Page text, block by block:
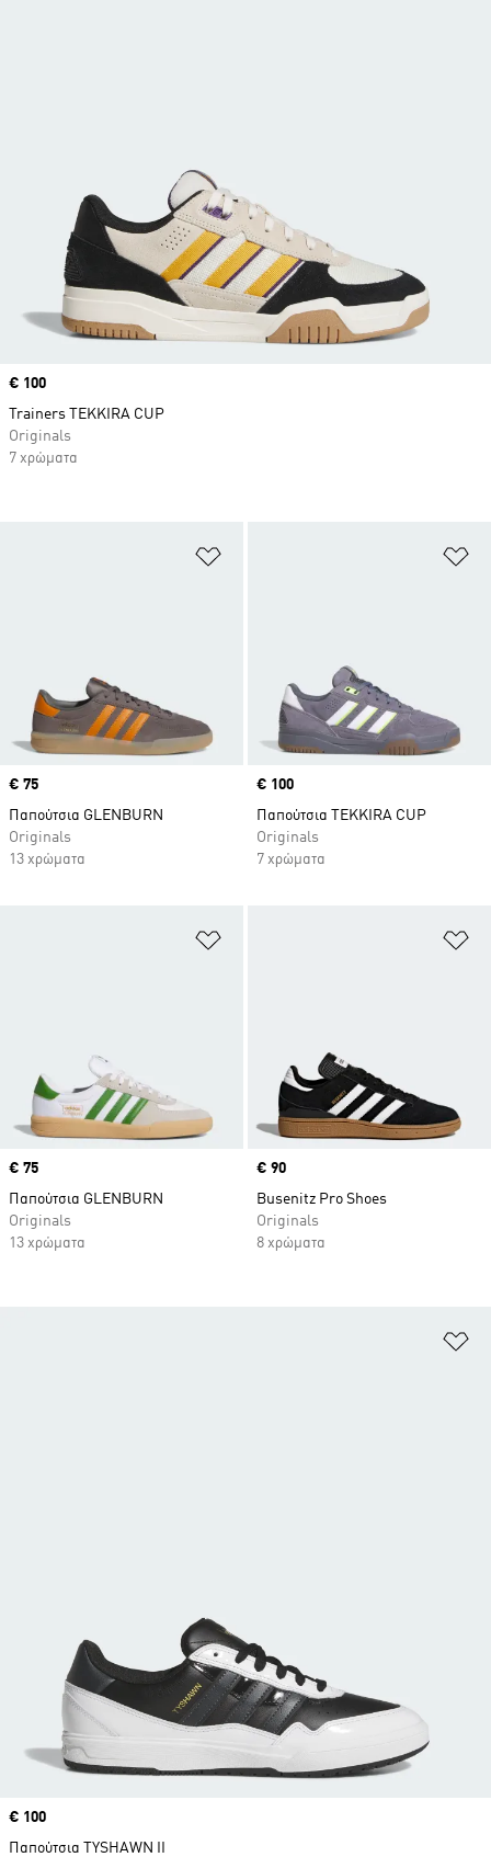
Προσθήκη στη Λίστα Επιθυμιών
Price
€ 75
Παπούτσια GLENBURN
Originals
13 χρώματα
Price
€ 100
Παπούτσια TEKKIRA CUP
Originals
7 χρώματα
Προσθήκη στη Λίστα Επιθυμιών
Price
€ 75
Παπούτσια GLENBURN
Originals
13 χρώματα
Price
€ 90
Busenitz Pro Shoes
Originals
8 χρώματα
Price
€ 100
Παπούτσια TYSHAWN II
Price
€ 100
Trainers TEKKIRA CUP
Originals
7 χρώματα